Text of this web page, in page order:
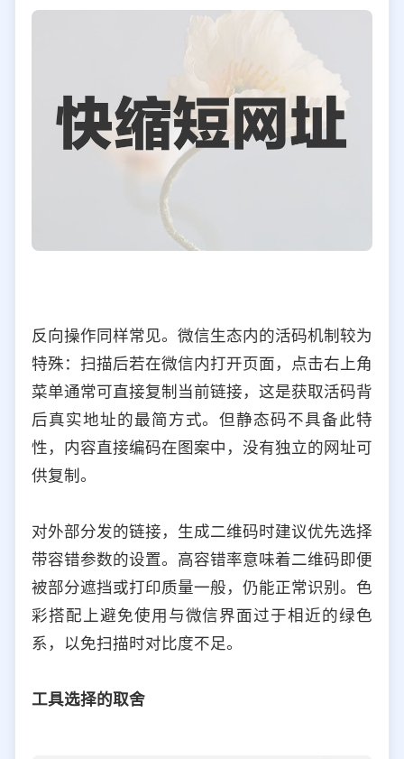
反向操作同样常见。微信生态内的活码机制较为
特殊：扫描后若在微信内打开页面，点击右上角
菜单通常可直接复制当前链接，这是获取活码背
后真实地址的最简方式。但静态码不具备此特
性，内容直接编码在图案中，没有独立的网址可
供复制。
对外部分发的链接，生成二维码时建议优先选择
带容错参数的设置。高容错率意味着二维码即便
被部分遮挡或打印质量一般，仍能正常识别。色
彩搭配上避免使用与微信界面过于相近的绿色
系，以免扫描时对比度不足。
工具选择的取舍